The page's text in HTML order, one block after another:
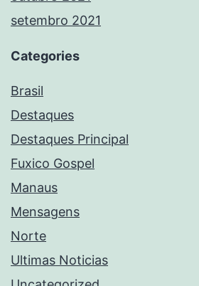
setembro 2021
Categories
Brasil
Destaques
Destaques Principal
Fuxico Gospel
Manaus
Mensagens
Norte
Ultimas Noticias